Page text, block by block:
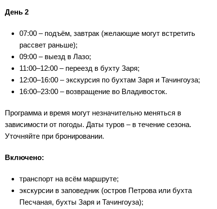
День 2
07:00 – подъём, завтрак (желающие могут встретить
рассвет раньше);
09:00 – выезд в Лазо;
11:00–12:00 – переезд в бухту Заря;
12:00–16:00 – экскурсия по бухтам Заря и Тачингоуза;
16:00–23:00 – возвращение во Владивосток.
Программа и время могут незначительно меняться в
зависимости от погоды. Даты туров – в течение сезона.
Уточняйте при бронировании.
Включено:
транспорт на всём маршруте;
экскурсии в заповедник (остров Петрова или бухта
Песчаная, бухты Заря и Тачингоуза);